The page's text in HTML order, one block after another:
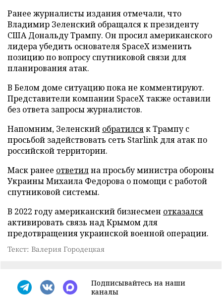
Ранее журналисты издания отмечали, что
Владимир Зеленский обращался к президенту
США Дональду Трампу. Он просил американского
лидера убедить основателя SpaceX изменить
позицию по вопросу спутниковой связи для
планирования атак.
В Белом доме ситуацию пока не комментируют.
Представители компании SpaceX также оставили
без ответа запросы журналистов.
Напомним, Зеленский обратилсяк Трампу с
просьбой задействовать сеть Starlink для атак по
российской территории.
Маск ранее ответилна просьбу министра обороны
Украины Михаила Федорова о помощи с работой
спутниковой системы.
В 2022 году американский бизнесмен отказался
активировать связь над Крымом для
предотвращения украинской военной операции.
Текст: Валерия Городецкая
Подписывайтесь на наши
каналы